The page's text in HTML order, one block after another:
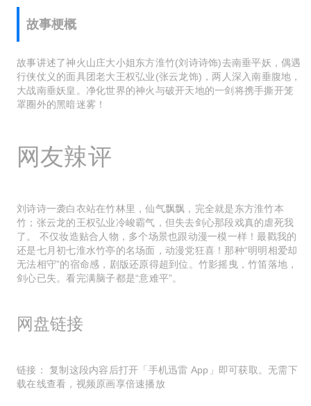
故事梗概
故事讲述了神火山庄大小姐东方淮竹(刘诗诗饰)去南垂平妖，偶遇
行侠仗义的面具团老大王权弘业(张云龙饰)，两人深入南垂腹地，
大战南垂妖皇。净化世界的神火与破开天地的一剑将携手撕开笼
罩圈外的黑暗迷雾！
网友辣评
刘诗诗一袭白衣站在竹林里，仙气飘飘，完全就是东方淮竹本
竹；张云龙的王权弘业冷峻霸气，但失去剑心那段戏真的虐死我
了。 不仅妆造贴合人物，多个场景也跟动漫一模一样！最戳我的
还是七月初七淮水竹亭的名场面，动漫党狂喜！那种“明明相爱却
无法相守”的宿命感，剧版还原得超到位。竹影摇曳，竹笛落地，
剑心已失。看完满脑子都是“意难平”。
网盘链接
链接： 复制这段内容后打开「手机迅雷 App」即可获取。无需下
载在线查看，视频原画享倍速播放